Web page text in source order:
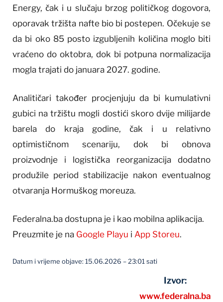
Energy, čak i u slučaju brzog političkog dogovora,
oporavak tržišta nafte bio bi postepen. Očekuje se
da bi oko 85 posto izgubljenih količina moglo biti
vraćeno do oktobra, dok bi potpuna normalizacija
mogla trajati do januara 2027. godine.
Analitičari također procjenjuju da bi kumulativni
gubici na tržištu mogli dostići skoro dvije milijarde
barela do kraja godine, čak i u relativno
optimističnom scenariju, dok bi obnova
proizvodnje i logistička reorganizacija dodatno
produžile period stabilizacije nakon eventualnog
otvaranja Hormuškog moreuza.
Federalna.ba dostupna je i kao mobilna aplikacija.
Preuzmite je na Google Playu i App Storeu.
Datum i vrijeme objave: 15.06.2026 – 23:01 sati
Izvor:
www.federalna.ba